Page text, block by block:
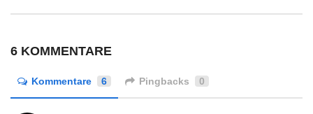
6 KOMMENTARE
Kommentare 6 Pingbacks 0